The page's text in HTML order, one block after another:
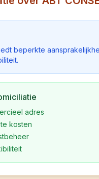
beperkte
adres
kosten